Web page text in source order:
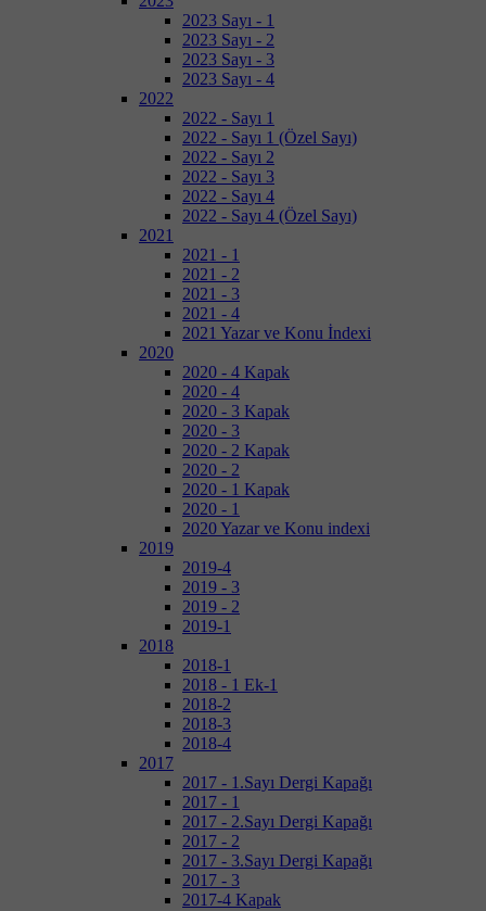
2023 Sayı - 1
2023 Sayı - 2
2023 Sayı - 3
2023 Sayı - 4
2022
2022 - Sayı 1
2022 - Sayı 1 (Özel Sayı)
2022 - Sayı 2
2022 - Sayı 3
2022 - Sayı 4
2022 - Sayı 4 (Özel Sayı)
2021
2021 - 1
2021 - 2
2021 - 3
2021 - 4
2021 Yazar ve Konu İndexi
2020
2020 - 4 Kapak
2020 - 4
2020 - 3 Kapak
2020 - 3
2020 - 2 Kapak
2020 - 2
2020 - 1 Kapak
2020 - 1
2020 Yazar ve Konu indexi
2019
2019-4
2019 - 3
2019 - 2
2019-1
2018
2018-1
2018 - 1 Ek-1
2018-2
2018-3
2018-4
2017
2017 - 1.Sayı Dergi Kapağı
2017 - 1
2017 - 2.Sayı Dergi Kapağı
2017 - 2
2017 - 3.Sayı Dergi Kapağı
2017 - 3
2017-4 Kapak